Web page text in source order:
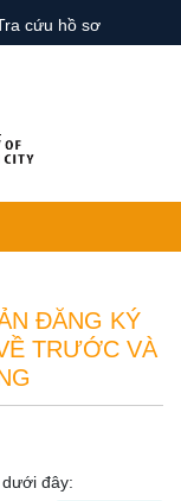
cứu hồ sơ
ĐĂNG KÝ
TRƯỚC VÀ
đây: